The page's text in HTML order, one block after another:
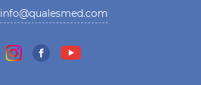
info@qualesmed.com